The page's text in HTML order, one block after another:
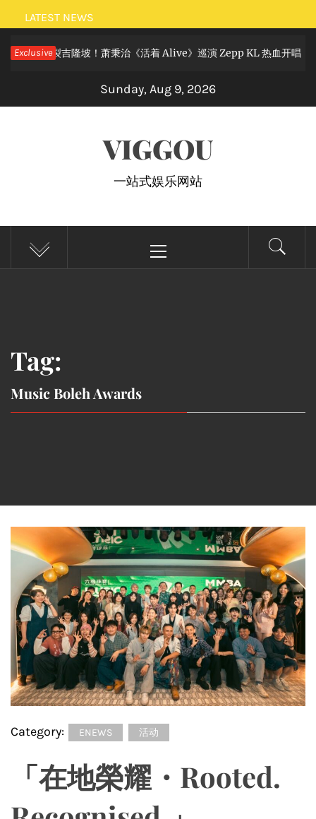
Skip
to
content
LATEST NEWS
Exclusive
滚狂欢炸裂吉隆坡！萧秉治《活着 Alive》巡演 Zepp KL 热血开唱
Sunday, Aug 9, 2026
VIGGOU
一站式娱乐网站
Menu
Tag:
Music Boleh Awards
Category: ENEWS 活动
「在地榮耀・Rooted.